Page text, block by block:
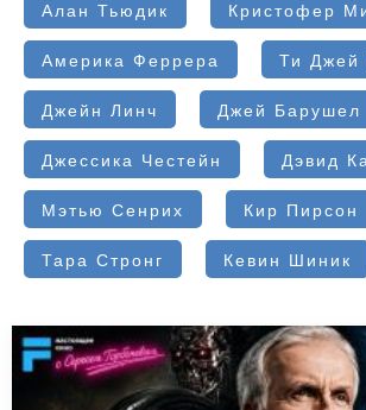
Алан Тьюдик Кристофер
Америка Феррера Ти Джей
Джейн Линч Джей Барушел
Джессика Честейн Дэвид
Мэтью Сенрих Кир Пирсон
Тара Стронг Кевин Шиник